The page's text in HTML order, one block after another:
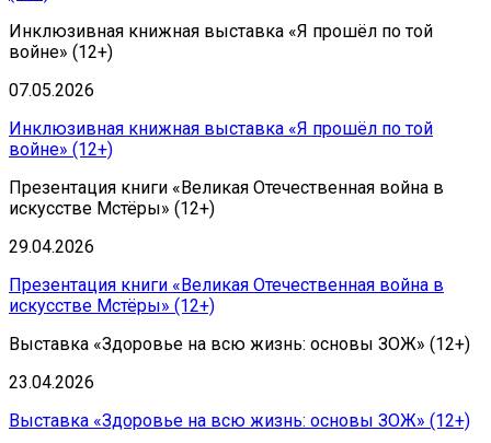
Инклюзивная книжная выставка «Я прошёл по той
войне» (12+)
07.05.2026
Инклюзивная книжная выставка «Я прошёл по той
войне» (12+)
Презентация книги «Великая Отечественная война в
искусстве Мстёры» (12+)
29.04.2026
Презентация книги «Великая Отечественная война в
искусстве Мстёры» (12+)
Выставка «Здоровье на всю жизнь: основы ЗОЖ» (12+)
23.04.2026
Выставка «Здоровье на всю жизнь: основы ЗОЖ» (12+)